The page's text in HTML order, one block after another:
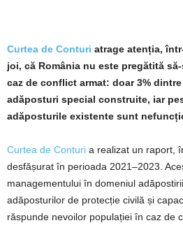
Curtea de Conturi atrage atenția,
joi, că România nu este pregătită
caz de conflict armat: doar 3%
adăposturi special construite, iar
adăposturile existente sunt
Curtea de Conturi a realizat un raport,
desfășurat în perioada 2021–2023.
managementului în domeniul
adăposturilor de protecție civilă și
răspunde nevoilor populației în caz de